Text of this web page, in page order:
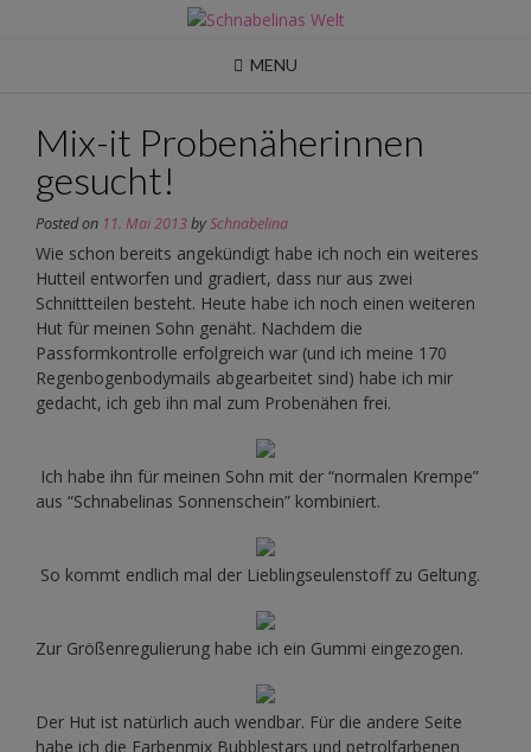
MENU
Mix-it Probenäherinnen
gesucht!
Posted on 11. Mai 2013bySchnabelina
Wie schon bereits angekündigt habe ich noch ein weiteres
Hutteil entworfen und gradiert, dass nur aus zwei
Schnittteilen besteht. Heute habe ich noch einen weiteren
Hut für meinen Sohn genäht. Nachdem die
Passformkontrolle erfolgreich war (und ich meine 170
Regenbogenbodymails abgearbeitet sind) habe ich mir
gedacht, ich geb ihn mal zum Probenähen frei.
Ich habe ihn für meinen Sohn mit der “normalen Krempe”
aus “Schnabelinas Sonnenschein” kombiniert.
So kommt endlich mal der Lieblingseulenstoff zu Geltung.
Zur Größenregulierung habe ich ein Gummi eingezogen.
Der Hut ist natürlich auch wendbar. Für die andere Seite
habe ich die Farbenmix Bubblestars und petrolfarbenen